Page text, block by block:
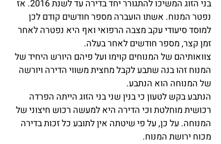
בני הזוג המשיכו להתגורר יחד בדירה עד לשנת 2016. אז
נפטר המנוח. אשתו הועברה מספר חודשים קודם לכן
למוסד סיעודי עקב מצבה הרפואי ואף היא נפטרה לאחר
זמן קצר, מספר חודשים לאחר בעלה.
צוואותיהם של המנוחים קוימו ועל פיהם היורש היחיד של
המנוח זהו בנה שתבע לקבל מחצית משווי הדירה ויורשה
של המנוחה הוא הנתבע.
הנתבע בקש לטעון כי בנין שני בני הזוג הייתה הפרדה
רכושית מוחלטת וכי הדירה היא למעשה רכוש חיצוני של
המנוחה. על כן, על פי שיטתה אין לתובע כל זכות בדירה
מכוח ירושת המנוח.